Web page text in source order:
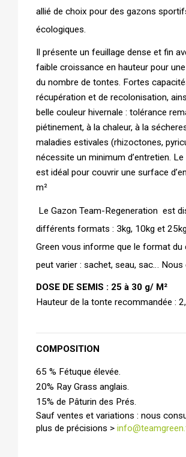
allié de choix pour des gazons
écologiques.
Il présente un feuillage dense et fin
faible croissance en hauteur pour
du nombre de tontes. Fortes
récupération et de recolonisation,
belle couleur hivernale : tolérance
piétinement, à la chaleur, à la
maladies estivales (rhizoctones,
nécessite un minimum d’entretien.
est idéal pour couvrir une surface
m²
Le Gazon Team-Regeneration  est
différents formats : 3kg, 10kg et
Green vous informe que le format du
peut varier : sachet, seau, sac… Nous
DOSE DE SEMIS : 25 à 30 g/ M²
Hauteur de la tonte recommandée :
COMPOSITION
65 % Fétuque élevée.
20% Ray Grass anglais.
15% de Pâturin des Prés.
Sauf ventes et variations : nous
plus de précisions >